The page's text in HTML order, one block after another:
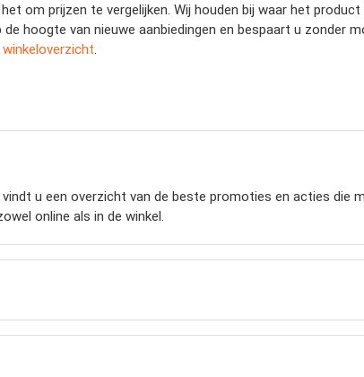
om prijzen te vergelijken. Wij houden bij waar het
hoogte van nieuwe aanbiedingen en bespaart u zonder
winkeloverzicht
u een overzicht van de beste promoties en acties die
online als in de winkel.